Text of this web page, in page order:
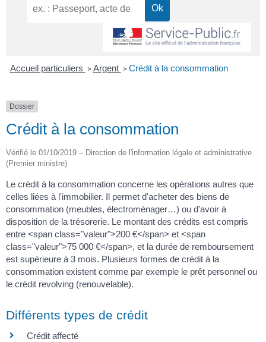
Accueil particuliers > Argent > Crédit à la consommation
Dossier
Crédit à la consommation
Vérifié le 01/10/2019 – Direction de l'information légale et administrative
(Premier ministre)
Le crédit à la consommation concerne les opérations autres que
celles liées à l'immobilier. Il permet d'acheter des biens de
consommation (meubles, électroménager…) ou d'avoir à
disposition de la trésorerie. Le montant des crédits est compris
entre <span class="valeur">200 €</span> et <span
class="valeur">75 000 €</span>, et la durée de remboursement
est supérieure à 3 mois. Plusieurs formes de crédit à la
consommation existent comme par exemple le prêt personnel ou
le crédit revolving (renouvelable).
Différents types de crédit
Crédit affecté